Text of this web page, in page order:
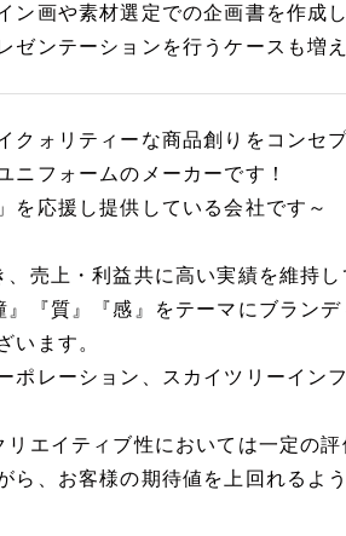
ン画や素材選定での企画書を作成
ンテーションを行うケースも増え
ォリティーな商品創りをコンセ
ニフォームのメーカーです！
を応援し提供している会社です～
売上・利益共に高い実績を維持し
『質』『感』をテーマにブラン
います。
ポレーション、スカイツリーイン
エイティブ性においては一定の
ら、お客様の期待値を上回れるよ